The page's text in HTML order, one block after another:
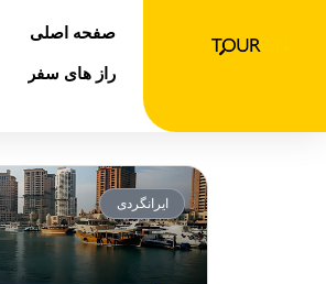
صفحه اصلی
راز های سفر
ایرانگردی